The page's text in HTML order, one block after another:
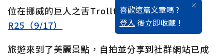
喜歡這篇文章嗎 ?
登入 後立即收藏 !
位在挪威的巨人之舌Trolltunga/圖擷自
R25（9/17）
旅遊來到了美麗景點，自拍並分享到社群網站已成